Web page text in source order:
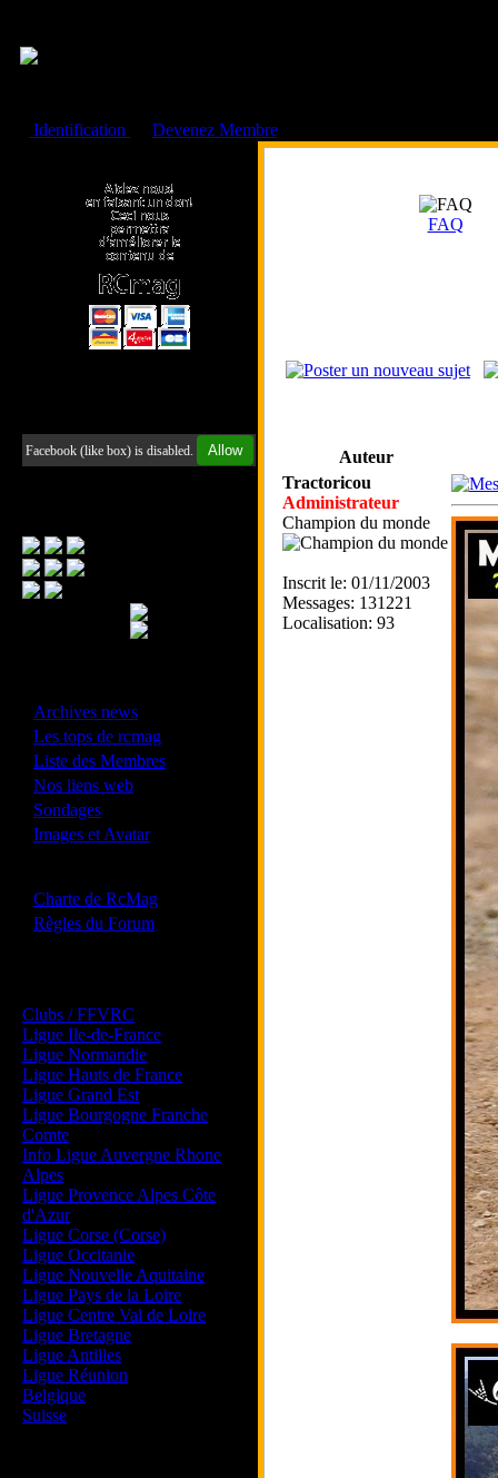
Identification
Devenez Membre
Facebook (like box) is disabled. Allow
Archives news
Les tops de rcmag
Liste des Membres
Nos liens web
Sondages
Images et Avatar
Charte de RcMag
Règles du Forum
Clubs / FFVRC
Ligue Ile-de-France
Ligue Normandie
Ligue Hauts de France
Ligue Grand Est
Ligue Bourgogne Franche
Comte
Info Ligue Auvergne Rhone
Alpes
Ligue Provence Alpes Côte
d'Azur
Ligue Corse (Corse)
Ligue Occitanie
Ligue Nouvelle Aquitaine
Ligue Pays de la Loire
Ligue Centre Val de Loire
Ligue Bretagne
Ligue Antilles
Ligue Réunion
Belgique
Suisse
FAQ
Auteur
Tractoricou
Administrateur
Champion du monde
Inscrit le: 01/11/2003
Messages: 131221
Localisation: 93